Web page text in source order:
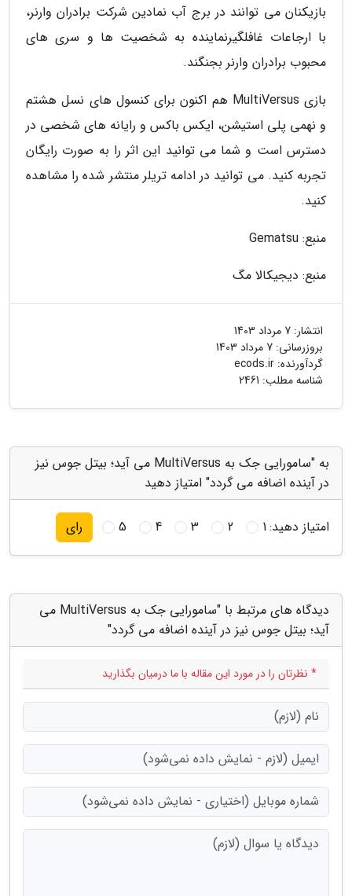
بازیکنان می توانند در برج آب نمادین شرکت برادران وارنر،
با ارجاعات غافلگیرنماینده به شخصیت ها و سری های
محبوب برادران وارنر بجنگند.
بازی MultiVersus هم اکنون برای کنسول های نسل هشتم
و نهمی پلی استیشن، ایکس باکس و رایانه های شخصی در
دسترس است و شما می توانید این اثر را به صورت رایگان
تجربه کنید. می توانید در ادامه تریلر منتشر شده را مشاهده
کنید.
منبع: Gematsu
منبع: دیجیکالا مگ
انتشار: 7 مرداد 1403
بروزرسانی: 7 مرداد 1403
گردآورنده: ecods.ir
شناسه مطلب: 2461
به "سامورایی جک به MultiVersus می آید؛ بیتل جوس نیز
در آینده اضافه می گردد" امتیاز دهید
امتیاز دهید:1
2
3
4
5 رای
دیدگاه های مرتبط با "سامورایی جک به MultiVersus می
آید؛ بیتل جوس نیز در آینده اضافه می گردد"
* نظرتان را در مورد این مقاله با ما درمیان بگذارید